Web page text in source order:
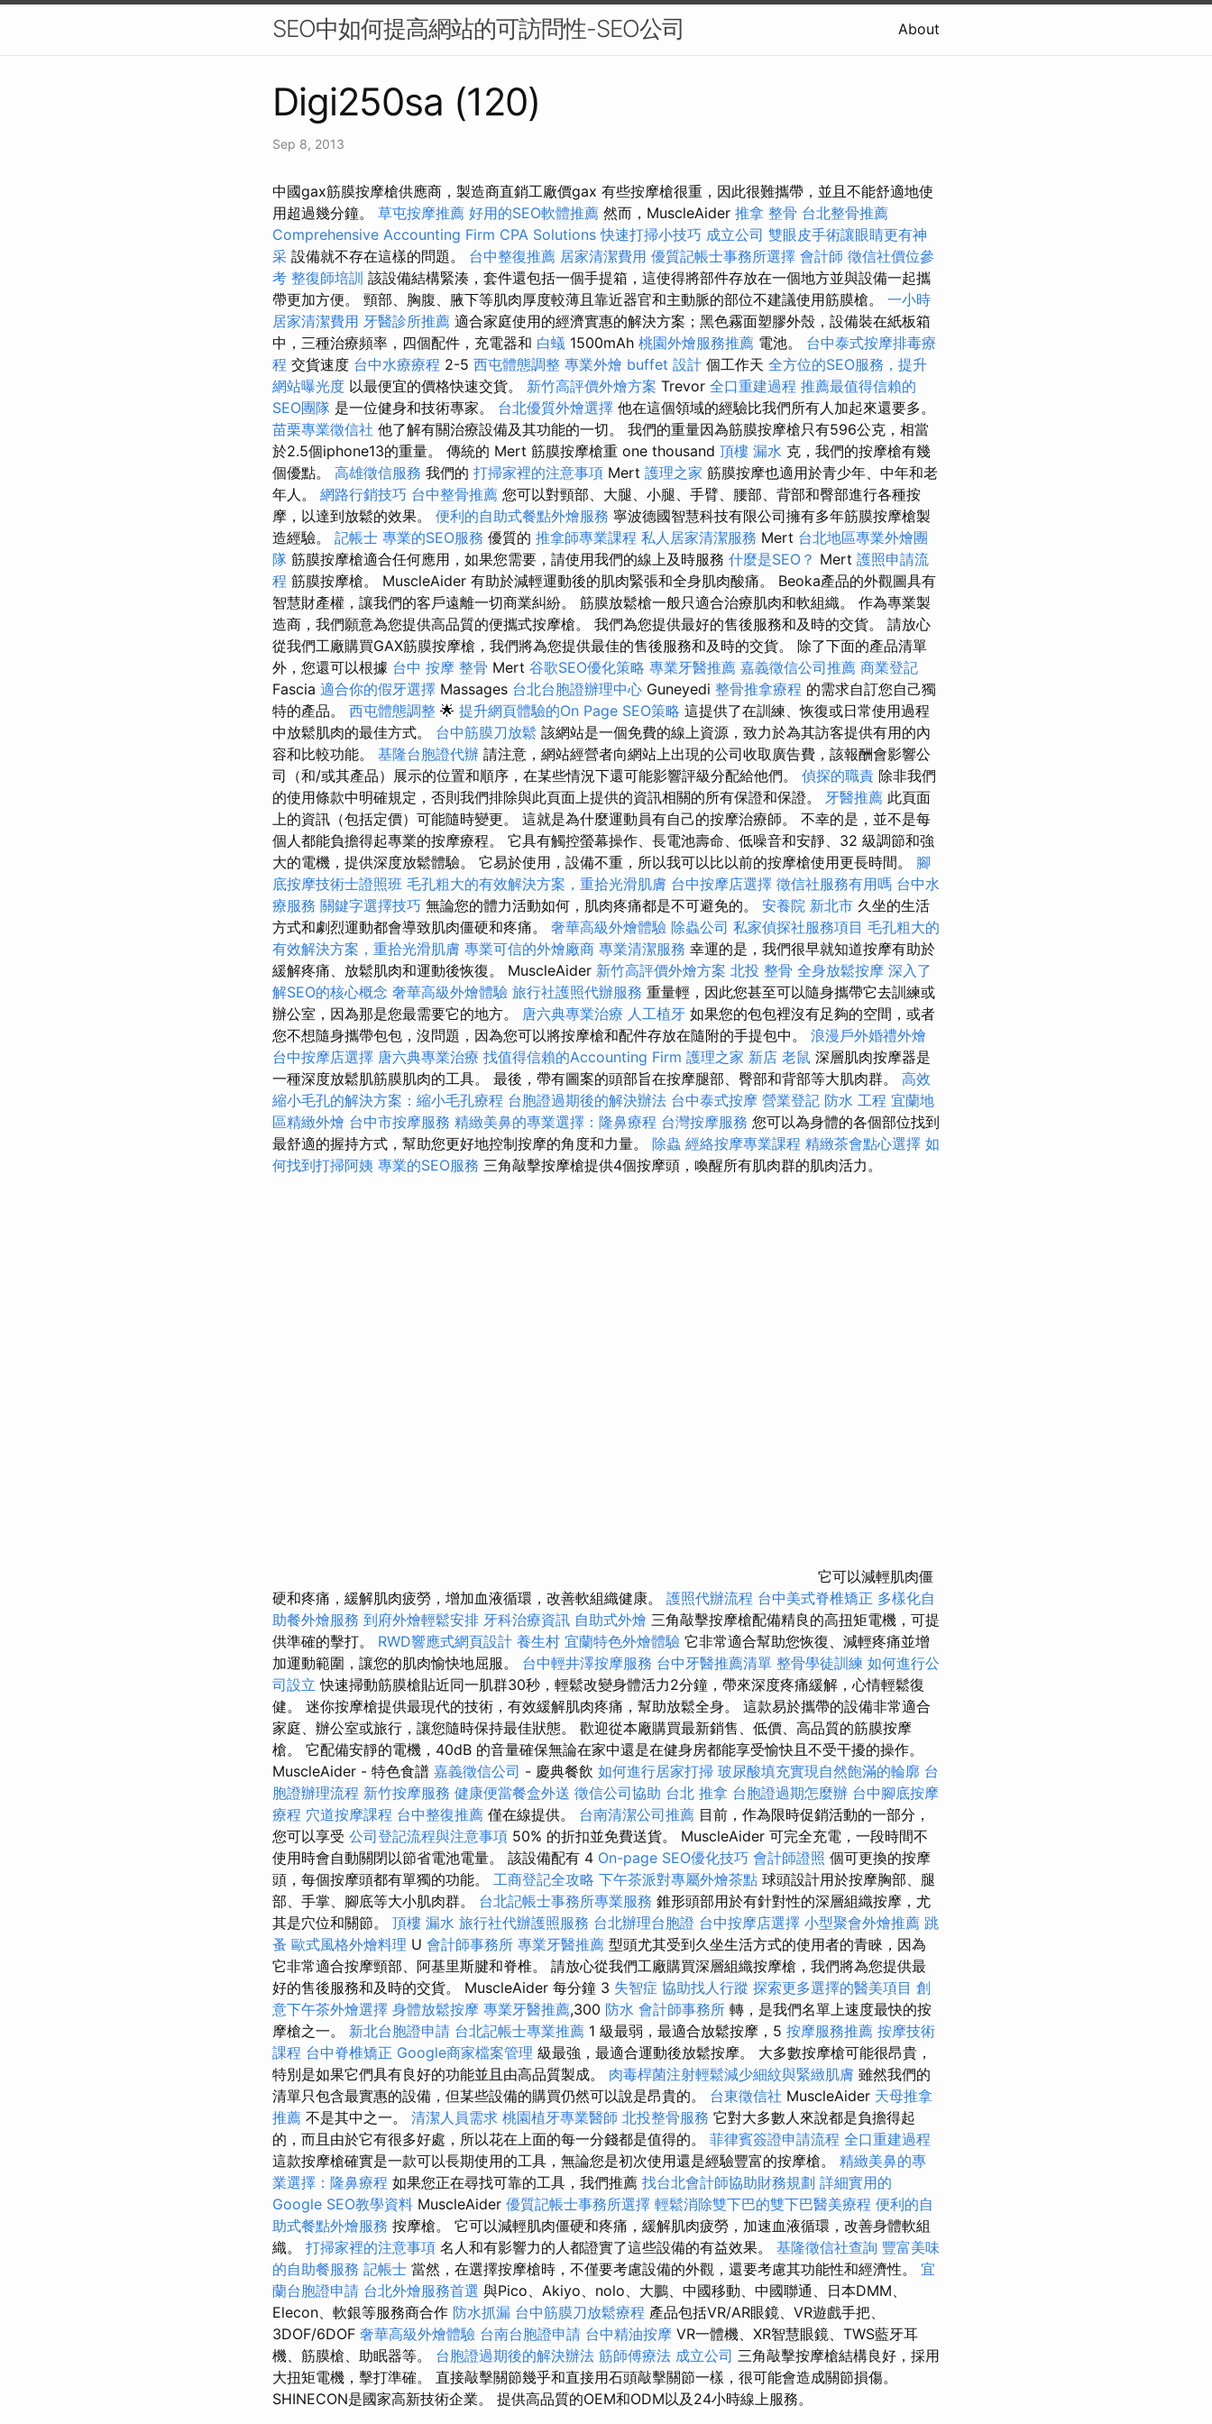
SEO中如何提高網站的可訪問性-SEO公司 About
Digi250sa (120)
Sep 8, 2013
中國gax筋膜按摩槍供應商，製造商直銷工廠價gax 有些按摩槍很重，因此很難攜帶，並且不能舒適地使
用超過幾分鐘。 草屯按摩推薦 好用的SEO軟體推薦 然而，MuscleAider 推拿 整骨 台北整骨推薦
Comprehensive Accounting Firm CPA Solutions 快速打掃小技巧 成立公司 雙眼皮手術讓眼睛更有神
采 設備就不存在這樣的問題。 台中整復推薦 居家清潔費用 優質記帳士事務所選擇 會計師 徵信社價位參
考 整復師培訓 該設備結構緊湊，套件還包括一個手提箱，這使得將部件存放在一個地方並與設備一起攜
帶更加方便。 頸部、胸腹、腋下等肌肉厚度較薄且靠近器官和主動脈的部位不建議使用筋膜槍。 一小時
居家清潔費用 牙醫診所推薦 適合家庭使用的經濟實惠的解決方案；黑色霧面塑膠外殼，設備裝在紙板箱
中，三種治療頻率，四個配件，充電器和 白蟻 1500mAh 桃園外燴服務推薦 電池。 台中泰式按摩排毒療
程 交貨速度 台中水療療程 2-5 西屯體態調整 專業外燴 buffet 設計 個工作天 全方位的SEO服務，提升
網站曝光度 以最便宜的價格快速交貨。 新竹高評價外燴方案 Trevor 全口重建過程 推薦最值得信賴的
SEO團隊 是一位健身和技術專家。 台北優質外燴選擇 他在這個領域的經驗比我們所有人加起來還要多。
苗栗專業徵信社 他了解有關治療設備及其功能的一切。 我們的重量因為筋膜按摩槍只有596公克，相當
於2.5個iphone13的重量。 傳統的 Mert 筋膜按摩槍重 one thousand 頂樓 漏水 克，我們的按摩槍有幾
個優點。 高雄徵信服務 我們的 打掃家裡的注意事項 Mert 護理之家 筋膜按摩也適用於青少年、中年和老
年人。 網路行銷技巧 台中整骨推薦 您可以對頸部、大腿、小腿、手臂、腰部、背部和臀部進行各種按
摩，以達到放鬆的效果。 便利的自助式餐點外燴服務 寧波德國智慧科技有限公司擁有多年筋膜按摩槍製
造經驗。 記帳士 專業的SEO服務 優質的 推拿師專業課程 私人居家清潔服務 Mert 台北地區專業外燴團
隊 筋膜按摩槍適合任何應用，如果您需要，請使用我們的線上及時服務 什麼是SEO？ Mert 護照申請流
程 筋膜按摩槍。 MuscleAider 有助於減輕運動後的肌肉緊張和全身肌肉酸痛。 Beoka產品的外觀圖具有
智慧財產權，讓我們的客戶遠離一切商業糾紛。 筋膜放鬆槍一般只適合治療肌肉和軟組織。 作為專業製
造商，我們願意為您提供高品質的便攜式按摩槍。 我們為您提供最好的售後服務和及時的交貨。 請放心
從我們工廠購買GAX筋膜按摩槍，我們將為您提供最佳的售後服務和及時的交貨。 除了下面的產品清單
外，您還可以根據 台中 按摩 整骨 Mert 谷歌SEO優化策略 專業牙醫推薦 嘉義徵信公司推薦 商業登記
Fascia 適合你的假牙選擇 Massages 台北台胞證辦理中心 Guneyedi 整骨推拿療程 的需求自訂您自己獨
特的產品。 西屯體態調整 🌟 提升網頁體驗的On Page SEO策略 這提供了在訓練、恢復或日常使用過程
中放鬆肌肉的最佳方式。 台中筋膜刀放鬆 該網站是一個免費的線上資源，致力於為其訪客提供有用的內
容和比較功能。 基隆台胞證代辦 請注意，網站經營者向網站上出現的公司收取廣告費，該報酬會影響公
司（和/或其產品）展示的位置和順序，在某些情況下還可能影響評級分配給他們。 偵探的職責 除非我們
的使用條款中明確規定，否則我們排除與此頁面上提供的資訊相關的所有保證和保證。 牙醫推薦 此頁面
上的資訊（包括定價）可能隨時變更。 這就是為什麼運動員有自己的按摩治療師。 不幸的是，並不是每
個人都能負擔得起專業的按摩療程。 它具有觸控螢幕操作、長電池壽命、低噪音和安靜、32 級調節和強
大的電機，提供深度放鬆體驗。 它易於使用，設備不重，所以我可以比以前的按摩槍使用更長時間。 腳
底按摩技術士證照班 毛孔粗大的有效解決方案，重拾光滑肌膚 台中按摩店選擇 徵信社服務有用嗎 台中水
療服務 關鍵字選擇技巧 無論您的體力活動如何，肌肉疼痛都是不可避免的。 安養院 新北市 久坐的生活
方式和劇烈運動都會導致肌肉僵硬和疼痛。 奢華高級外燴體驗 除蟲公司 私家偵探社服務項目 毛孔粗大的
有效解決方案，重拾光滑肌膚 專業可信的外燴廠商 專業清潔服務 幸運的是，我們很早就知道按摩有助於
緩解疼痛、放鬆肌肉和運動後恢復。 MuscleAider 新竹高評價外燴方案 北投 整骨 全身放鬆按摩 深入了
解SEO的核心概念 奢華高級外燴體驗 旅行社護照代辦服務 重量輕，因此您甚至可以隨身攜帶它去訓練或
辦公室，因為那是您最需要它的地方。 唐六典專業治療 人工植牙 如果您的包包裡沒有足夠的空間，或者
您不想隨身攜帶包包，沒問題，因為您可以將按摩槍和配件存放在隨附的手提包中。 浪漫戶外婚禮外燴
台中按摩店選擇 唐六典專業治療 找值得信賴的Accounting Firm 護理之家 新店 老鼠 深層肌肉按摩器是
一種深度放鬆肌筋膜肌肉的工具。 最後，帶有圖案的頭部旨在按摩腿部、臀部和背部等大肌肉群。 高效
縮小毛孔的解決方案：縮小毛孔療程 台胞證過期後的解決辦法 台中泰式按摩 營業登記 防水 工程 宜蘭地
區精緻外燴 台中市按摩服務 精緻美鼻的專業選擇：隆鼻療程 台灣按摩服務 您可以為身體的各個部位找到
最舒適的握持方式，幫助您更好地控制按摩的角度和力量。 除蟲 經絡按摩專業課程 精緻茶會點心選擇 如
何找到打掃阿姨 專業的SEO服務 三角敲擊按摩槍提供4個按摩頭，喚醒所有肌肉群的肌肉活力。
它可以減輕肌肉僵
硬和疼痛，緩解肌肉疲勞，增加血液循環，改善軟組織健康。 護照代辦流程 台中美式脊椎矯正 多樣化自
助餐外燴服務 到府外燴輕鬆安排 牙科治療資訊 自助式外燴 三角敲擊按摩槍配備精良的高扭矩電機，可提
供準確的擊打。 RWD響應式網頁設計 養生村 宜蘭特色外燴體驗 它非常適合幫助您恢復、減輕疼痛並增
加運動範圍，讓您的肌肉愉快地屈服。 台中輕井澤按摩服務 台中牙醫推薦清單 整骨學徒訓練 如何進行公
司設立 快速掃動筋膜槍貼近同一肌群30秒，輕鬆改變身體活力2分鐘，帶來深度疼痛緩解，心情輕鬆復
健。 迷你按摩槍提供最現代的技術，有效緩解肌肉疼痛，幫助放鬆全身。 這款易於攜帶的設備非常適合
家庭、辦公室或旅行，讓您隨時保持最佳狀態。 歡迎從本廠購買最新銷售、低價、高品質的筋膜按摩
槍。 它配備安靜的電機，40dB 的音量確保無論在家中還是在健身房都能享受愉快且不受干擾的操作。
MuscleAider - 特色食譜 嘉義徵信公司 - 慶典餐飲 如何進行居家打掃 玻尿酸填充實現自然飽滿的輪廓 台
胞證辦理流程 新竹按摩服務 健康便當餐盒外送 徵信公司協助 台北 推拿 台胞證過期怎麼辦 台中腳底按摩
療程 穴道按摩課程 台中整復推薦 僅在線提供。 台南清潔公司推薦 目前，作為限時促銷活動的一部分，
您可以享受 公司登記流程與注意事項 50% 的折扣並免費送貨。 MuscleAider 可完全充電，一段時間不
使用時會自動關閉以節省電池電量。 該設備配有 4 On-page SEO優化技巧 會計師證照 個可更換的按摩
頭，每個按摩頭都有單獨的功能。 工商登記全攻略 下午茶派對專屬外燴茶點 球頭設計用於按摩胸部、腿
部、手掌、腳底等大小肌肉群。 台北記帳士事務所專業服務 錐形頭部用於有針對性的深層組織按摩，尤
其是穴位和關節。 頂樓 漏水 旅行社代辦護照服務 台北辦理台胞證 台中按摩店選擇 小型聚會外燴推薦 跳
蚤 歐式風格外燴料理 U 會計師事務所 專業牙醫推薦 型頭尤其受到久坐生活方式的使用者的青睞，因為
它非常適合按摩頸部、阿基里斯腱和脊椎。 請放心從我們工廠購買深層組織按摩槍，我們將為您提供最
好的售後服務和及時的交貨。 MuscleAider 每分鐘 3 失智症 協助找人行蹤 探索更多選擇的醫美項目 創
意下午茶外燴選擇 身體放鬆按摩 專業牙醫推薦,300 防水 會計師事務所 轉，是我們名單上速度最快的按
摩槍之一。 新北台胞證申請 台北記帳士專業推薦 1 級最弱，最適合放鬆按摩，5 按摩服務推薦 按摩技術
課程 台中脊椎矯正 Google商家檔案管理 級最強，最適合運動後放鬆按摩。 大多數按摩槍可能很昂貴，
特別是如果它們具有良好的功能並且由高品質製成。 肉毒桿菌注射輕鬆減少細紋與緊緻肌膚 雖然我們的
清單只包含最實惠的設備，但某些設備的購買仍然可以說是昂貴的。 台東徵信社 MuscleAider 天母推拿
推薦 不是其中之一。 清潔人員需求 桃園植牙專業醫師 北投整骨服務 它對大多數人來說都是負擔得起
的，而且由於它有很多好處，所以花在上面的每一分錢都是值得的。 菲律賓簽證申請流程 全口重建過程
這款按摩槍確實是一款可以長期使用的工具，無論您是初次使用還是經驗豐富的按摩槍。 精緻美鼻的專
業選擇：隆鼻療程 如果您正在尋找可靠的工具，我們推薦 找台北會計師協助財務規劃 詳細實用的
Google SEO教學資料 MuscleAider 優質記帳士事務所選擇 輕鬆消除雙下巴的雙下巴醫美療程 便利的自
助式餐點外燴服務 按摩槍。 它可以減輕肌肉僵硬和疼痛，緩解肌肉疲勞，加速血液循環，改善身體軟組
織。 打掃家裡的注意事項 名人和有影響力的人都證實了這些設備的有益效果。 基隆徵信社查詢 豐富美味
的自助餐服務 記帳士 當然，在選擇按摩槍時，不僅要考慮設備的外觀，還要考慮其功能性和經濟性。 宜
蘭台胞證申請 台北外燴服務首選 與Pico、Akiyo、nolo、大鵬、中國移動、中國聯通、日本DMM、
Elecon、軟銀等服務商合作 防水抓漏 台中筋膜刀放鬆療程 產品包括VR/AR眼鏡、VR遊戲手把、
3DOF/6DOF 奢華高級外燴體驗 台南台胞證申請 台中精油按摩 VR一體機、XR智慧眼鏡、TWS藍牙耳
機、筋膜槍、助眠器等。 台胞證過期後的解決辦法 筋師傅療法 成立公司 三角敲擊按摩槍結構良好，採用
大扭矩電機，擊打準確。 直接敲擊關節幾乎和直接用石頭敲擊關節一樣，很可能會造成關節損傷。
SHINECON是國家高新技術企業。 提供高品質的OEM和ODM以及24小時線上服務。